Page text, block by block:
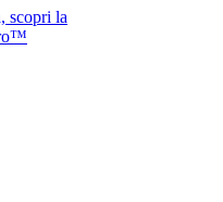
scopri la